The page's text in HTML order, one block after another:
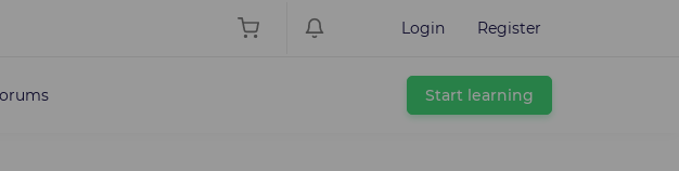
Login Register
Start learning